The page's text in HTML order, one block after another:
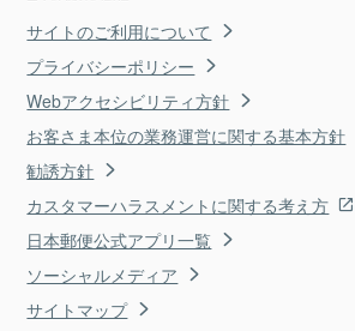
サイトのご利用について
プライバシーポリシー
Webアクセシビリティ方針
お客さま本位の業務運営に関する基本方針
勧誘方針
カスタマーハラスメントに関する考え方
日本郵便公式アプリ一覧
ソーシャルメディア
サイトマップ